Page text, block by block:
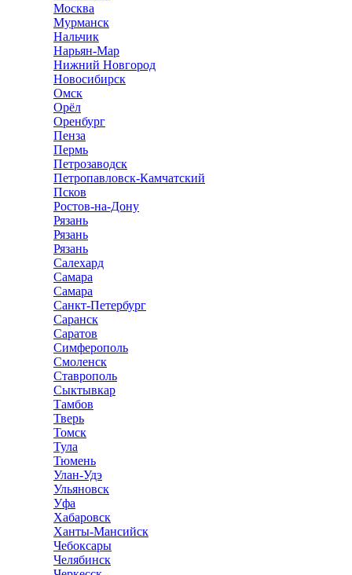
Москва
Мурманск
Нальчик
Нарьян-Мар
Нижний Новгород
Новосибирск
Омск
Орёл
Оренбург
Пенза
Пермь
Петрозаводск
Петропавловск-Камчатский
Псков
Ростов-на-Дону
Рязань
Рязань
Рязань
Салехард
Самара
Самара
Санкт-Петербург
Саранск
Саратов
Симферополь
Смоленск
Ставрополь
Сыктывкар
Тамбов
Тверь
Томск
Тула
Тюмень
Улан-Удэ
Ульяновск
Уфа
Хабаровск
Ханты-Мансийск
Чебоксары
Челябинск